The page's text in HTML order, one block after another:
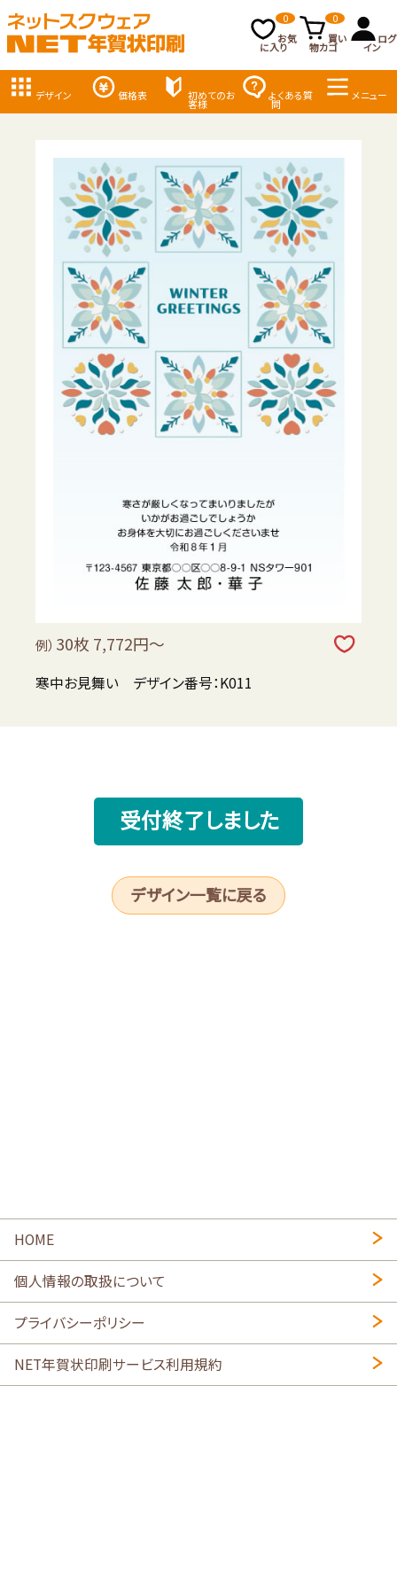
お気
に入り
0
買い
物カゴ
0
ログ
イン
デザイン 価格表 初めてのお
客様
よくある質
問
メニュー
例） 30枚 7,772円～
寒中お見舞い デザイン番号：K011
受付終了しました
デザイン一覧に戻る
HOME
個人情報の取扱について
プライバシーポリシー
NET年賀状印刷サービス利用規約